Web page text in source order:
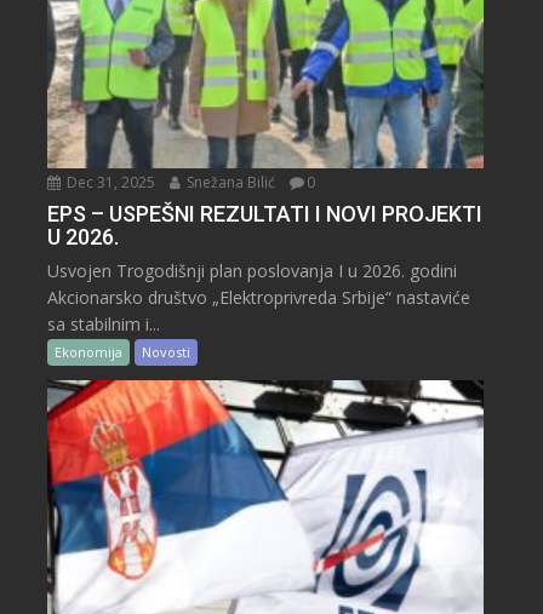
Dec 31, 2025 Snežana Bilić 0
EPS – USPEŠNI REZULTATI I NOVI PROJEKTI
U 2026.
Usvojen Trogodišnji plan poslovanja I u 2026. godini
Akcionarsko društvo „Elektroprivreda Srbije“ nastaviće
sa stabilnim i...
Ekonomija Novosti